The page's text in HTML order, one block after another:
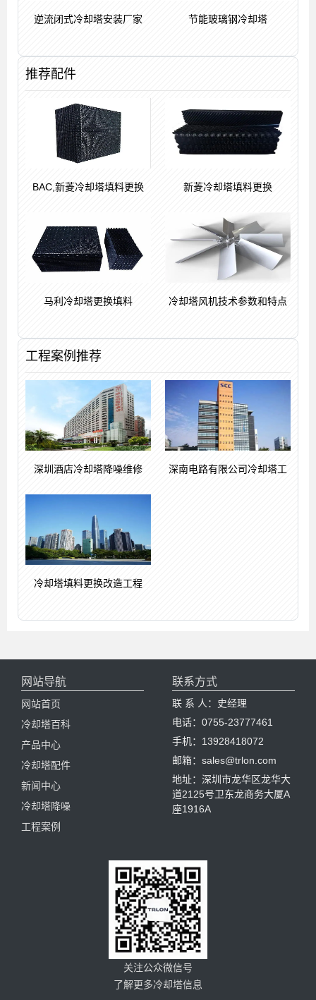
逆流闭式冷却塔安装厂家 节能玻璃钢冷却塔
推荐配件
BAC,新菱冷却塔填料更换 新菱冷却塔填料更换
马利冷却塔更换填料 冷却塔风机技术参数和特点
工程案例推荐
深圳酒店冷却塔降噪维修 深南电路有限公司冷却塔工
冷却塔填料更换改造工程
网站导航
网站首页
冷却塔百科
产品中心
冷却塔配件
新闻中心
冷却塔降噪
工程案例
联系方式
联 系 人：史经理
电话：0755-23777461
手机：13928418072
邮箱：sales@trlon.com
地址：深圳市龙华区龙华大
道2125号卫东龙商务大厦A
座1916A
关注公众微信号
了解更多冷却塔信息